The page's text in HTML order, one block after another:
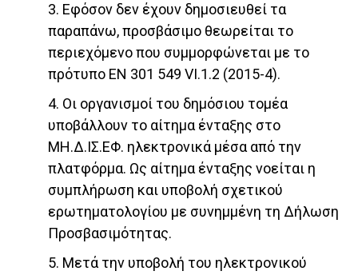
3. Εφόσον δεν έχουν δημοσιευθεί τα
παραπάνω, προσβάσιμο θεωρείται το
περιεχόμενο που συμμορφώνεται με το
πρότυπο ΕΝ 301 549 VI.1.2 (2015-4).
4. Οι οργανισμοί του δημόσιου τομέα
υποβάλλουν το αίτημα ένταξης στο
ΜΗ.Δ.ΙΣ.ΕΦ. ηλεκτρονικά μέσα από την
πλατφόρμα. Ως αίτημα ένταξης νοείται η
συμπλήρωση και υποβολή σχετικού
ερωτηματολογίου με συνημμένη τη Δήλωση
Προσβασιμότητας.
5. Μετά την υποβολή του ηλεκτρονικού